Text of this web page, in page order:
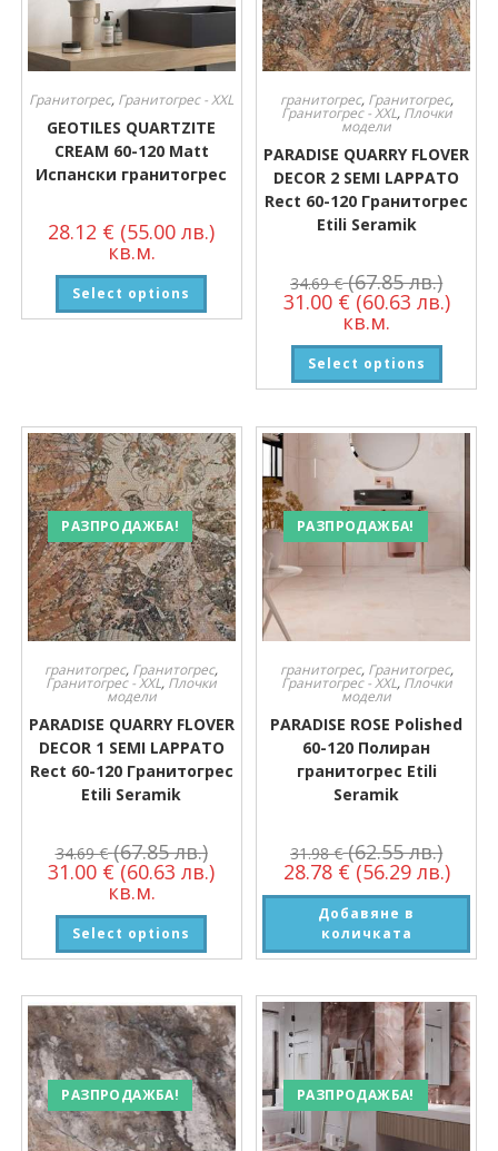
Гранитогрес, Гранитогрес - XXL
GEOTILES QUARTZITE
CREAM 60-120 Matt
Испански гранитогрес
28.12 € (55.00 лв.)
кв.м.
Select options
гранитогрес, Гранитогрес,
Гранитогрес - XXL, Плочки
модели
PARADISE QUARRY FLOVER
DECOR 2 SEMI LAPPATO
Rect 60-120 Гранитогрес
Etili Seramik
34.69€ (67.85 лв.)
31.00 € (60.63 лв.)
кв.м.
Select options
РАЗПРОДАЖБА!
гранитогрес, Гранитогрес,
Гранитогрес - XXL, Плочки
модели
PARADISE QUARRY FLOVER
DECOR 1 SEMI LAPPATO
Rect 60-120 Гранитогрес
Etili Seramik
34.69€ (67.85 лв.)
31.00 € (60.63 лв.)
кв.м.
Select options
РАЗПРОДАЖБА!
гранитогрес, Гранитогрес,
Гранитогрес - XXL, Плочки
модели
PARADISE ROSE Polished
60-120 Полиран
гранитогрес Etili
Seramik
31.98€ (62.55 лв.)
28.78 € (56.29 лв.)
Добавяне в
количката
РАЗПРОДАЖБА! РАЗПРОДАЖБА!